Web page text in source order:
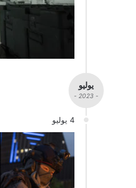
يوليو
- 2023 -
4 يوليو